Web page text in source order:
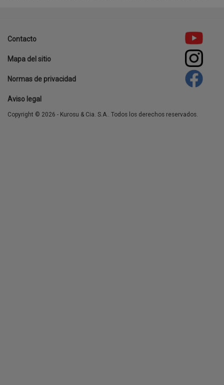
Footer
menu
Contacto
Mapa del sitio
Normas de privacidad
Aviso legal
Copyright © 2026 - Kurosu & Cia. S.A.. Todos los derechos reservados.